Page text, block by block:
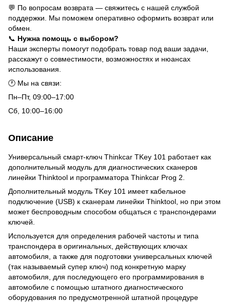
💬 По вопросам возврата — свяжитесь с нашей службой
поддержки. Мы поможем оперативно оформить возврат или
обмен.
📞 Нужна помощь с выбором?
Наши эксперты помогут подобрать товар под ваши задачи,
расскажут о совместимости, возможностях и нюансах
использования.
🕐 Мы на связи:
Пн–Пт, 09:00–17:00
Сб, 10:00–16:00
Описание
Универсальный смарт-ключ Thinkcar TKey 101 работает как
дополнительный модуль для диагностических сканеров
линейки Thinktool и программатора Thinkcar Prog 2.
Дополнительный модуль TKey 101 имеет кабельное
подключение (USB) к сканерам линейки Thinktool, но при этом
может беспроводным способом общаться с транспондерами
ключей.
Используется для определения рабочей частоты и типа
транспондера в оригинальных, действующих ключах
автомобиля, а также для подготовки универсальных ключей
(так называемый супер ключ) под конкретную марку
автомобиля, для последующего его программирования в
автомобиле с помощью штатного диагностического
оборудования по предусмотренной штатной процедуре